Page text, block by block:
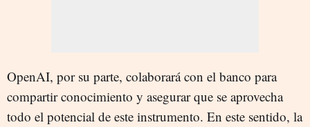
OpenAI, por su parte, colaborará con el banco para
compartir conocimiento y asegurar que se aprovecha
todo el potencial de este instrumento. En este sentido, la